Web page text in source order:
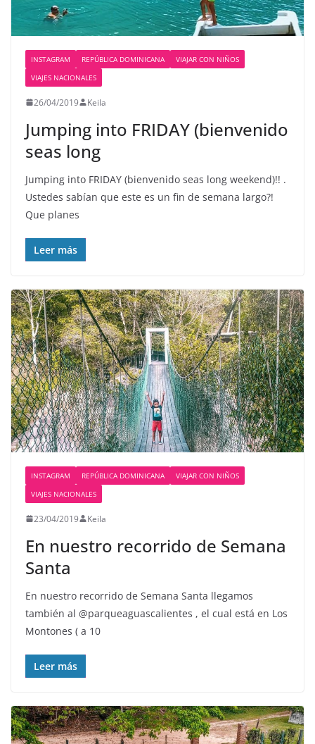
INSTAGRAM REPÚBLICA DOMINICANA
VIAJAR CON NIÑOS
VIAJES NACIONALES
26/04/2019 Keila
Jumping into FRIDAY (bienvenido
seas long
Jumping into FRIDAY (bienvenido seas long weekend)!! .
Ustedes sabían que este es un fin de semana largo?!
Que planes
Leer más
INSTAGRAM REPÚBLICA DOMINICANA
VIAJAR CON NIÑOS
VIAJES NACIONALES
23/04/2019 Keila
En nuestro recorrido de Semana
Santa
En nuestro recorrido de Semana Santa llegamos
también al @parqueaguascalientes , el cual está en Los
Montones ( a 10
Leer más